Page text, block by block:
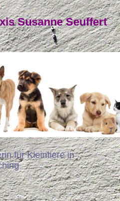
Susanne Seuffert
für Kleintiere in